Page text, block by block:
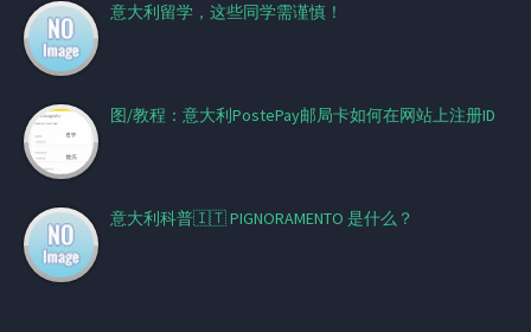
意大利留学，这些同学需谨慎！
图/教程：意大利PostePay邮局卡如何在网站上注册ID
意大利科普🇮🇹 PIGNORAMENTO 是什么？